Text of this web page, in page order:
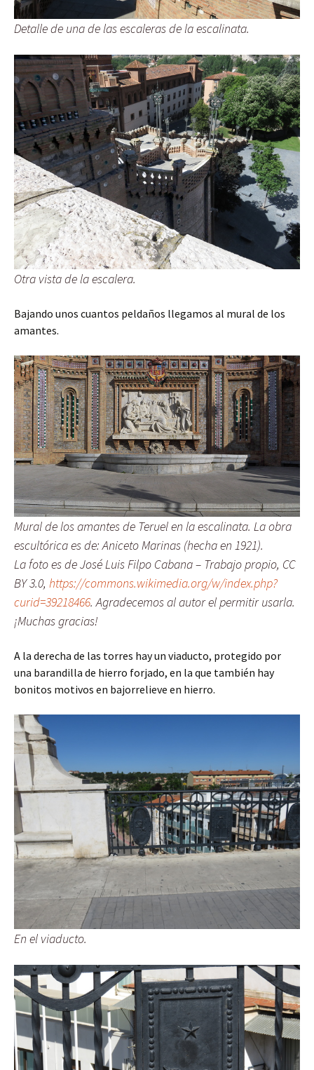
Detalle de una de las escaleras de la escalinata.
Otra vista de la escalera.
Bajando unos cuantos peldaños llegamos al mural de los
amantes.
Mural de los amantes de Teruel en la escalinata. La obra
escultórica es de: Aniceto Marinas (hecha en 1921).
La foto es de José Luis Filpo Cabana – Trabajo propio, CC
BY 3.0, https://commons.wikimedia.org/w/index.php?
curid=39218466. Agradecemos al autor el permitir usarla.
¡Muchas gracias!
A la derecha de las torres hay un viaducto, protegido por
una barandilla de hierro forjado, en la que también hay
bonitos motivos en bajorrelieve en hierro.
En el viaducto.